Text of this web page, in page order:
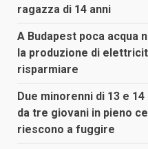
ragazza di 14 anni
A Budapest poca acqua
la produzione di
risparmiare
Due minorenni di 13 e
da tre giovani in pieno
riescono a fuggire